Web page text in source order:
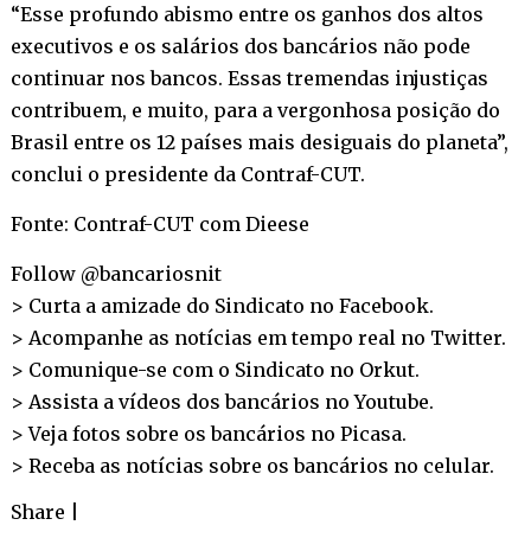
“Esse profundo abismo entre os ganhos dos altos
executivos e os salários dos bancários não pode
continuar nos bancos. Essas tremendas injustiças
contribuem, e muito, para a vergonhosa posição do
Brasil entre os 12 países mais desiguais do planeta”,
conclui o presidente da Contraf-CUT.
Fonte: Contraf-CUT com Dieese
Follow @bancariosnit
> Curta a amizade do Sindicato no Facebook.
> Acompanhe as notícias em tempo real no Twitter.
> Comunique-se com o Sindicato no Orkut.
> Assista a vídeos dos bancários noYoutube.
> Veja fotos sobre os bancários no Picasa.
> Receba as notícias sobre os bancários no celular.
Share